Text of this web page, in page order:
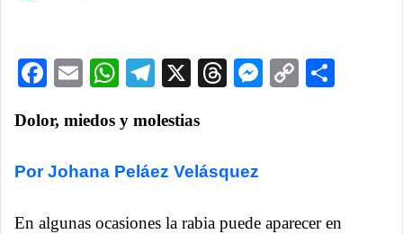
Facebook
EmailWhatsApp
Telegram
X ThreadsCopy
Dolor, miedos y molestias
Por Johana Peláez Velásquez
En algunas ocasiones la rabia puede aparecer en